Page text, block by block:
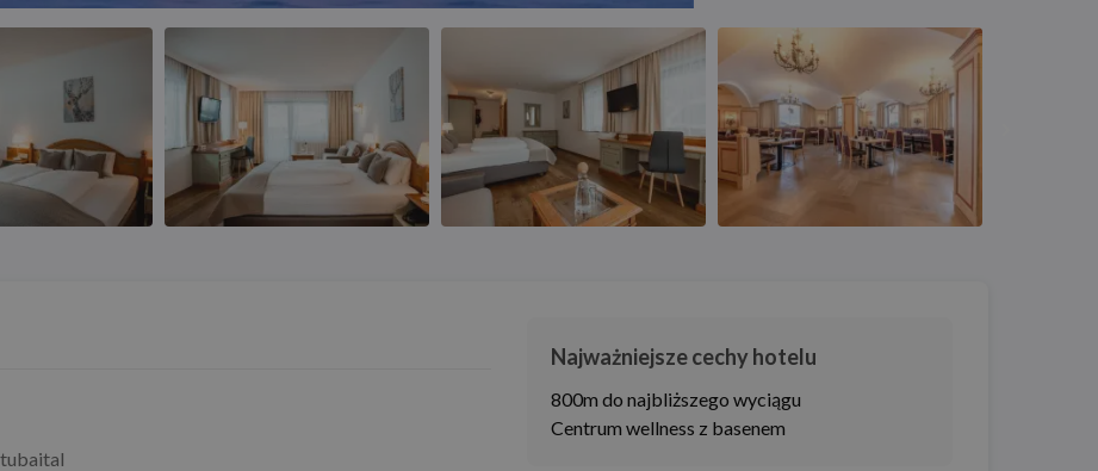
Najważniejsze cechy hotelu
800m do najbliższego wyciągu
Centrum wellness z basenem